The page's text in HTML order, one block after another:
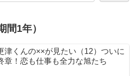
間1年）
津くんの××が見たい（12）ついに
章！恋も仕事も全力な旭たち